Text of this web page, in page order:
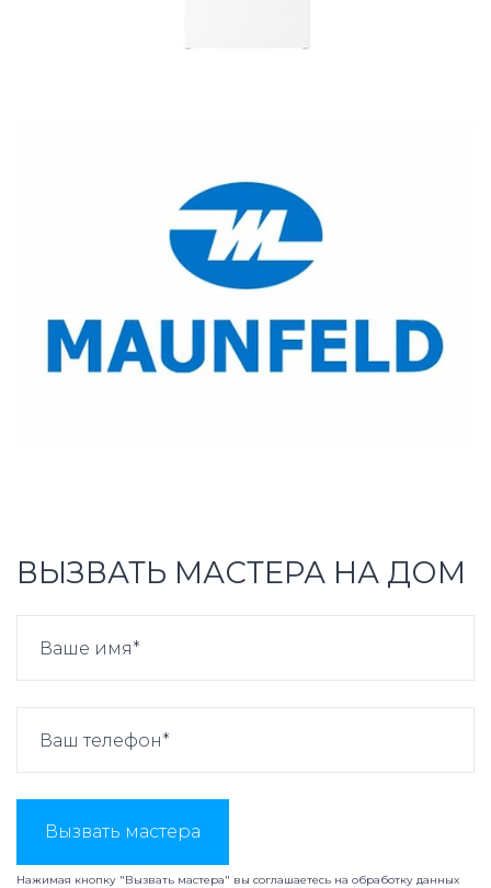
ВЫЗВАТЬ МАСТЕРА НА ДОМ
Вызвать мастера
Нажимая кнопку "Вызвать мастера" вы соглашаетесь на обработку данных